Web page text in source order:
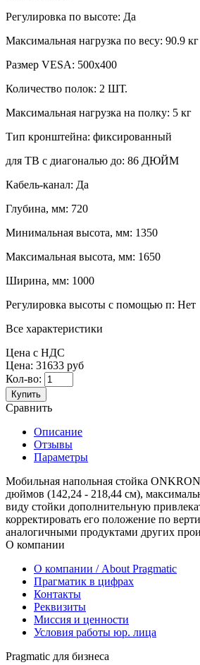
Регулировка по высоте: Да
Максимальная нагрузка по весу: 90.9 кг
Размер VESA: 500x400
Количество полок: 2 ШТ.
Максимальная нагрузка на полку: 5 кг
Тип кронштейна: фиксированный
для ТВ с диагональю до: 86 ДЮЙМ
Кабель-канал: Да
Глубина, мм: 720
Минимальная высота, мм: 1350
Максимальная высота, мм: 1650
Ширина, мм: 1000
Регулировка высоты с помощью п: Нет
Все характеристики
Цена с НДС
Цена: 31633 руб
Кол-во:
Купить
Сравнить
Описание
Отзывы
Параметры
Мобильная напольная стойка
дюймов (142,24 - 218,44 см),
виду стойки дополнительную
корректировать его положение по
аналогичными продуктами других
О компании
О компании / About Pragmatic
Прагматик в цифрах
Контакты
Реквизиты
Миссия и ценности
Условия работы юр. лица
Pragmatic для бизнеса